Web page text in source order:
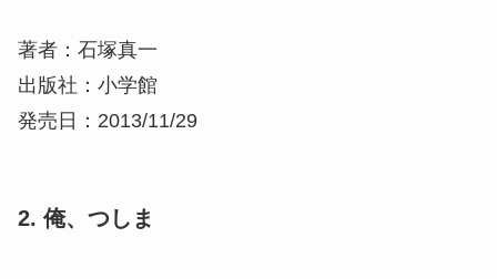
著者：石塚真一
出版社：小学館
発売日：2013/11/29
2. 俺、つしま